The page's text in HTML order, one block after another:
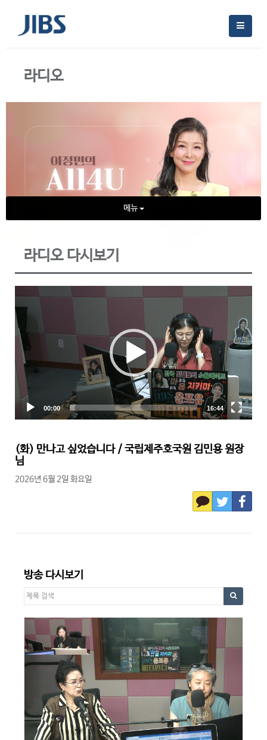
라디오
메뉴
라디오 다시보기
(화) 만나고 싶었습니다 / 국립제주호국원 김민용 원장
님
2026년 6월 2일 화요일
방송 다시보기